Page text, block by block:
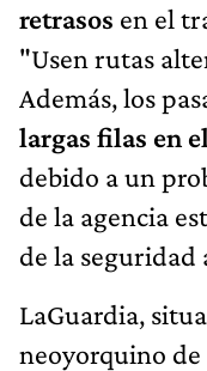
retrasos en el
"Usen rutas
Además, los
largas filas en
debido a un
de la agencia
de la
LaGuardia,
neoyorquino de